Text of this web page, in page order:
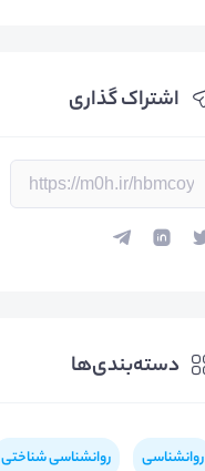
اشتراک گذاری
دسته‌بندی‌ها
روانشناسی روانشناسی شناختی